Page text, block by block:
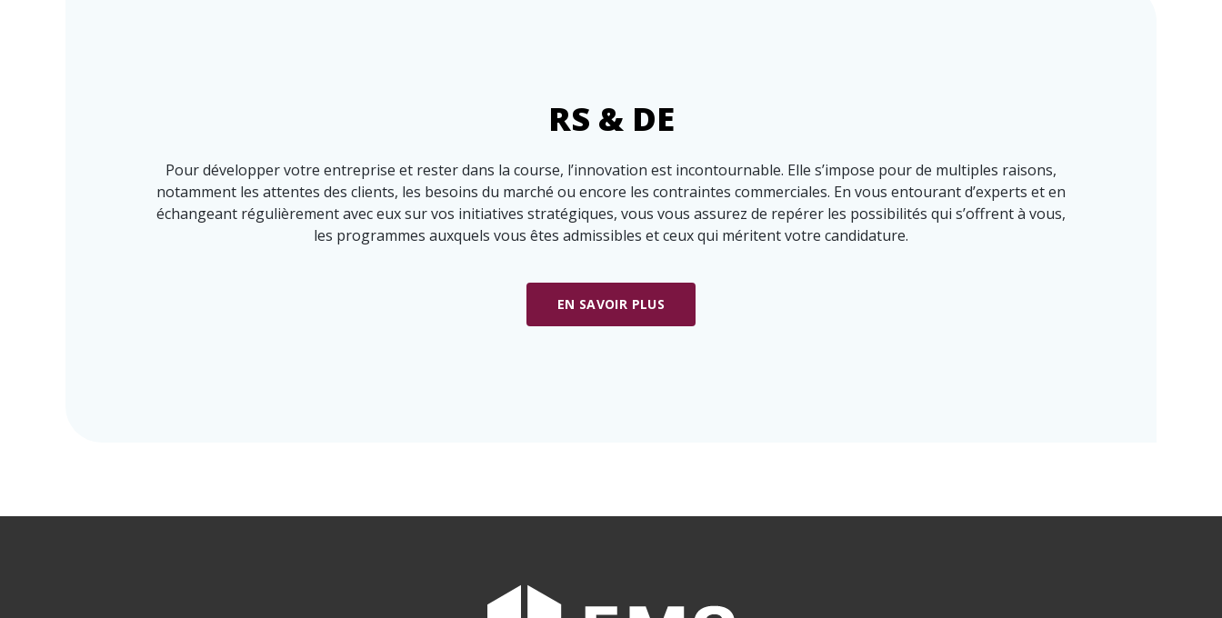
RS & DE
Pour développer votre entreprise et rester dans la course, l’innovation est incontournable. Elle s’impose pour de multiples raisons,
notamment les attentes des clients, les besoins du marché ou encore les contraintes commerciales. En vous entourant d’experts et en
échangeant régulièrement avec eux sur vos initiatives stratégiques, vous vous assurez de repérer les possibilités qui s’offrent à vous,
les programmes auxquels vous êtes admissibles et ceux qui méritent votre candidature.
EN SAVOIR PLUS